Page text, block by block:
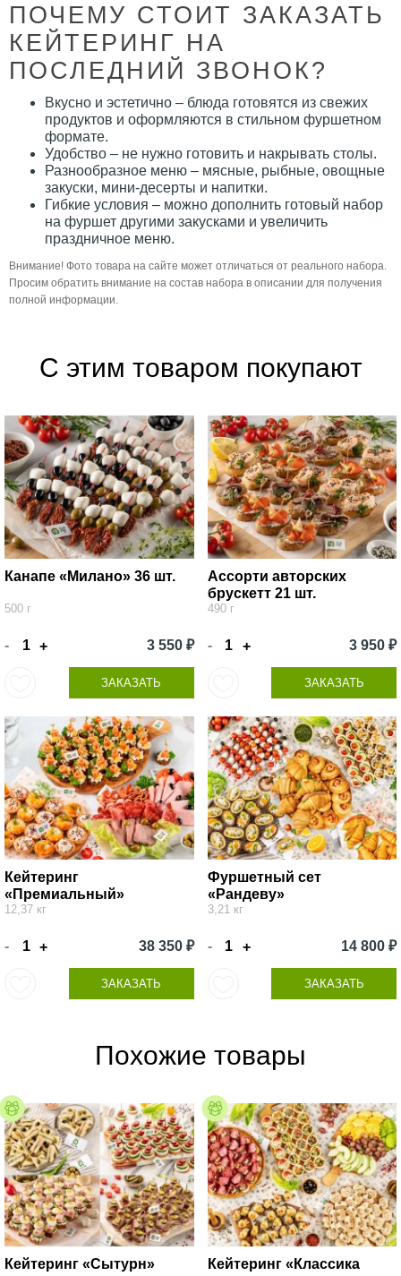
ПОЧЕМУ СТОИТ ЗАКАЗАТЬ
КЕЙТЕРИНГ НА
ПОСЛЕДНИЙ ЗВОНОК?
Вкусно и эстетично – блюда готовятся из свежих
продуктов и оформляются в стильном фуршетном
формате.
Удобство – не нужно готовить и накрывать столы.
Разнообразное меню – мясные, рыбные, овощные
закуски, мини-десерты и напитки.
Гибкие условия – можно дополнить готовый набор
на фуршет другими закусками и увеличить
праздничное меню.
Внимание! Фото товара на сайте может отличаться от реального набора.
Просим обратить внимание на состав набора в описании для получения
полной информации.
С этим товаром покупают
Канапе «Милано» 36 шт.
500 г
- + 3 550 ₽
ЗАКАЗАТЬ
Ассорти авторских
брускетт 21 шт.
490 г
- + 3 950 ₽
ЗАКАЗАТЬ
Кейтеринг
«Премиальный»
12,37 кг
- + 38 350 ₽
ЗАКАЗАТЬ
Фуршетный сет
«Рандеву»
3,21 кг
- + 14 800 ₽
ЗАКАЗАТЬ
Похожие товары
Кейтеринг «Сытурн»
Кейтеринг «Классика